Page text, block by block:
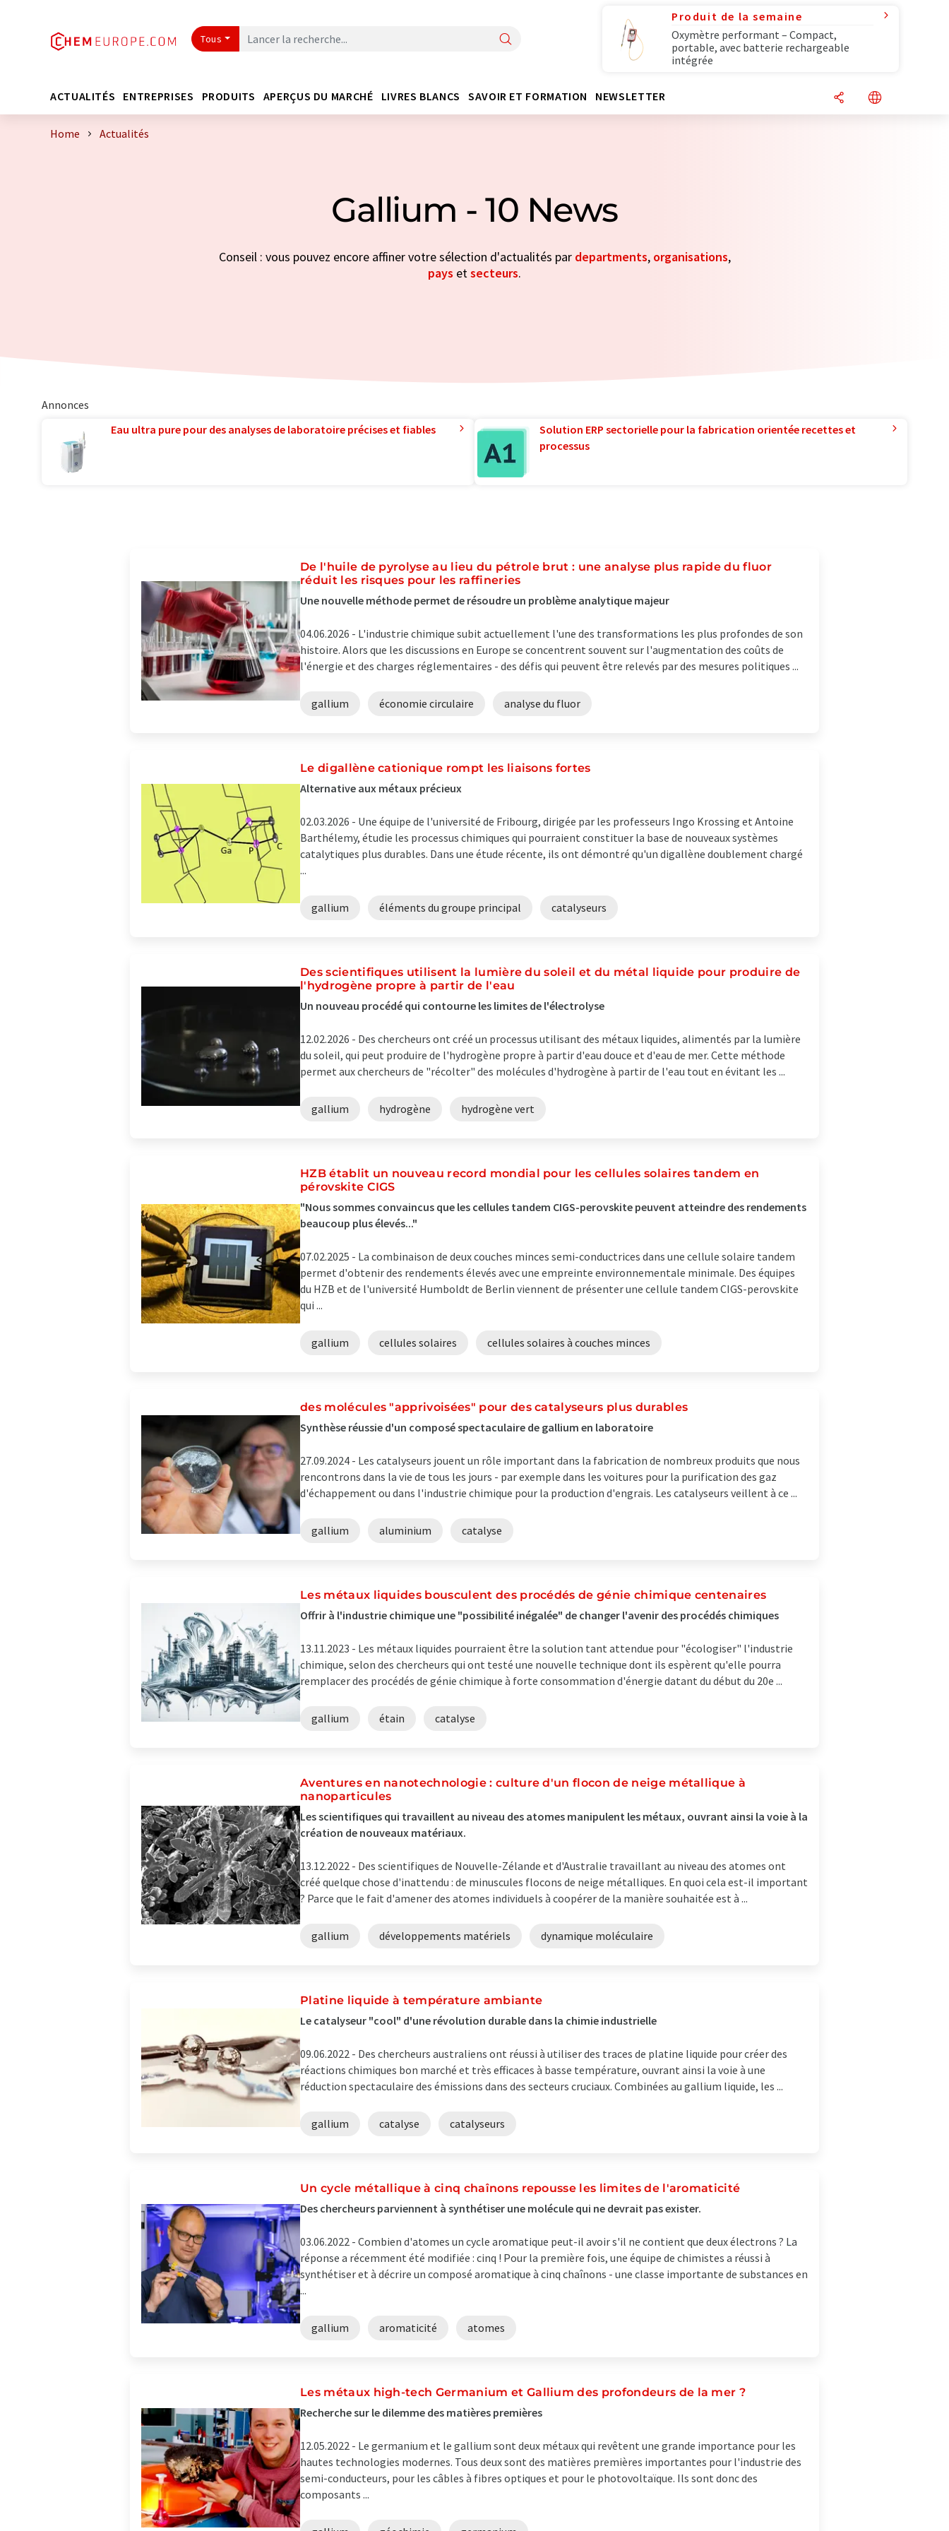
Tous
Produit de la semaine
Oxymètre performant – Compact,
portable, avec batterie rechargeable
intégrée
ACTUALITÉS ENTREPRISES PRODUITS APERÇUS DU MARCHÉ LIVRES BLANCS SAVOIR ET FORMATION NEWSLETTER
Home Actualités
Gallium - 10 News
Conseil : vous pouvez encore affiner votre sélection d'actualités par departments, organisations,
pays etsecteurs.
Annonces
Eau ultra pure pour des analyses de laboratoire précises et fiables
Solution ERP sectorielle pour la fabrication orientée recettes et
processus
De l'huile de pyrolyse au lieu du pétrole brut : une analyse plus rapide du fluor
réduit les risques pour les raffineries
Une nouvelle méthode permet de résoudre un problème analytique majeur
04.06.2026 - L'industrie chimique subit actuellement l'une des transformations les plus profondes de son
histoire. Alors que les discussions en Europe se concentrent souvent sur l'augmentation des coûts de
l'énergie et des charges réglementaires - des défis qui peuvent être relevés par des mesures politiques ...
gallium économie circulaire analyse du fluor
Le digallène cationique rompt les liaisons fortes
Alternative aux métaux précieux
02.03.2026 - Une équipe de l'université de Fribourg, dirigée par les professeurs Ingo Krossing et Antoine
Barthélemy, étudie les processus chimiques qui pourraient constituer la base de nouveaux systèmes
catalytiques plus durables. Dans une étude récente, ils ont démontré qu'un digallène doublement chargé
...
gallium éléments du groupe principal catalyseurs
Des scientifiques utilisent la lumière du soleil et du métal liquide pour produire de
l'hydrogène propre à partir de l'eau
Un nouveau procédé qui contourne les limites de l'électrolyse
12.02.2026 - Des chercheurs ont créé un processus utilisant des métaux liquides, alimentés par la lumière
du soleil, qui peut produire de l'hydrogène propre à partir d'eau douce et d'eau de mer. Cette méthode
permet aux chercheurs de "récolter" des molécules d'hydrogène à partir de l'eau tout en évitant les ...
gallium hydrogène hydrogène vert
HZB établit un nouveau record mondial pour les cellules solaires tandem en
pérovskite CIGS
"Nous sommes convaincus que les cellules tandem CIGS-perovskite peuvent atteindre des rendements
beaucoup plus élevés..."
07.02.2025 - La combinaison de deux couches minces semi-conductrices dans une cellule solaire tandem
permet d'obtenir des rendements élevés avec une empreinte environnementale minimale. Des équipes
du HZB et de l'université Humboldt de Berlin viennent de présenter une cellule tandem CIGS-perovskite
qui ...
gallium cellules solaires cellules solaires à couches minces
des molécules "apprivoisées" pour des catalyseurs plus durables
Synthèse réussie d'un composé spectaculaire de gallium en laboratoire
27.09.2024 - Les catalyseurs jouent un rôle important dans la fabrication de nombreux produits que nous
rencontrons dans la vie de tous les jours - par exemple dans les voitures pour la purification des gaz
d'échappement ou dans l'industrie chimique pour la production d'engrais. Les catalyseurs veillent à ce ...
gallium aluminium catalyse
Les métaux liquides bousculent des procédés de génie chimique centenaires
Offrir à l'industrie chimique une "possibilité inégalée" de changer l'avenir des procédés chimiques
13.11.2023 - Les métaux liquides pourraient être la solution tant attendue pour "écologiser" l'industrie
chimique, selon des chercheurs qui ont testé une nouvelle technique dont ils espèrent qu'elle pourra
remplacer des procédés de génie chimique à forte consommation d'énergie datant du début du 20e ...
gallium étain catalyse
Aventures en nanotechnologie : culture d'un flocon de neige métallique à
nanoparticules
Les scientifiques qui travaillent au niveau des atomes manipulent les métaux, ouvrant ainsi la voie à la
création de nouveaux matériaux.
13.12.2022 - Des scientifiques de Nouvelle-Zélande et d'Australie travaillant au niveau des atomes ont
créé quelque chose d'inattendu : de minuscules flocons de neige métalliques. En quoi cela est-il important
? Parce que le fait d'amener des atomes individuels à coopérer de la manière souhaitée est à ...
gallium développements matériels dynamique moléculaire
Platine liquide à température ambiante
Le catalyseur "cool" d'une révolution durable dans la chimie industrielle
09.06.2022 - Des chercheurs australiens ont réussi à utiliser des traces de platine liquide pour créer des
réactions chimiques bon marché et très efficaces à basse température, ouvrant ainsi la voie à une
réduction spectaculaire des émissions dans des secteurs cruciaux. Combinées au gallium liquide, les ...
gallium catalyse catalyseurs
Un cycle métallique à cinq chaînons repousse les limites de l'aromaticité
Des chercheurs parviennent à synthétiser une molécule qui ne devrait pas exister.
03.06.2022 - Combien d'atomes un cycle aromatique peut-il avoir s'il ne contient que deux électrons ? La
réponse a récemment été modifiée : cinq ! Pour la première fois, une équipe de chimistes a réussi à
synthétiser et à décrire un composé aromatique à cinq chaînons - une classe importante de substances en
...
gallium aromaticité atomes
Les métaux high-tech Germanium et Gallium des profondeurs de la mer ?
Recherche sur le dilemme des matières premières
12.05.2022 - Le germanium et le gallium sont deux métaux qui revêtent une grande importance pour les
hautes technologies modernes. Tous deux sont des matières premières importantes pour l'industrie des
semi-conducteurs, pour les câbles à fibres optiques et pour le photovoltaïque. Ils sont donc des
composants ...